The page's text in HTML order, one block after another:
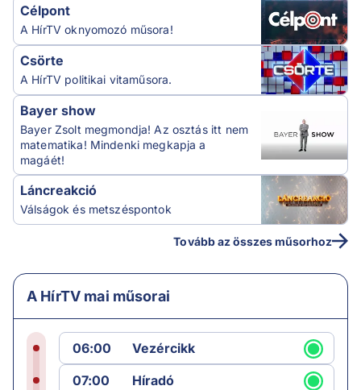
Célpont
A HírTV oknyomozó műsora!
Csörte
A HírTV politikai vitaműsora.
Bayer show
Bayer Zsolt megmondja! Az osztás itt nem
matematika! Mindenki megkapja a
magáét!
Láncreakció
Válságok és metszéspontok
Tovább az összes műsorhoz
A HírTV mai műsorai
06:00
Vezércikk
07:00
Híradó